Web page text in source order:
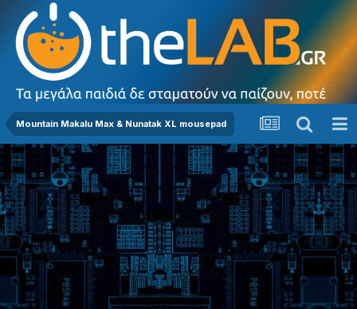
Mountain Makalu Max & Nunatak XL mousepad